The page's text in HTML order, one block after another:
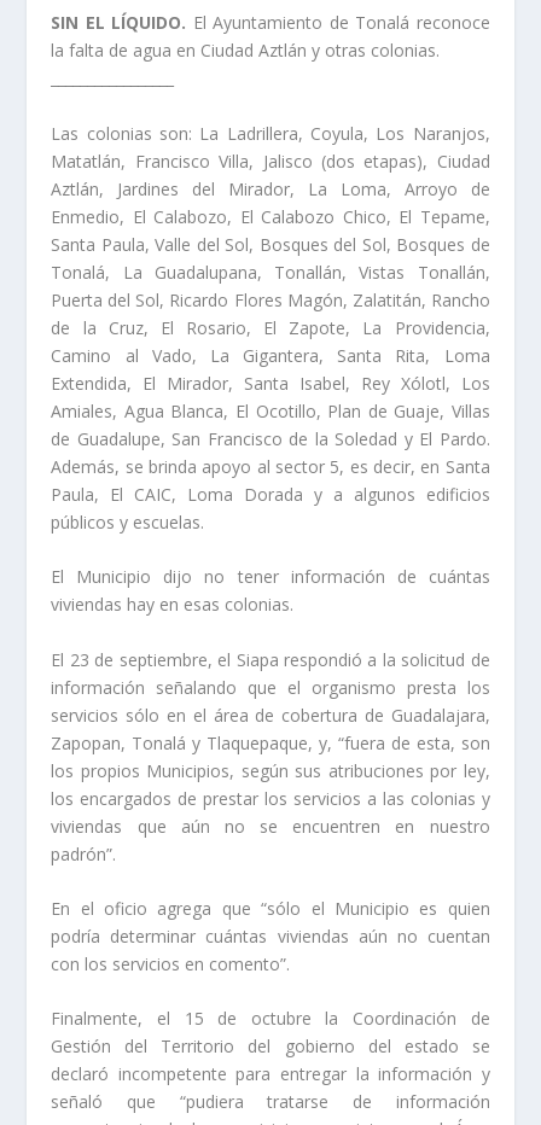
SIN EL LÍQUIDO. El Ayuntamiento de Tonalá reconoce
la falta de agua en Ciudad Aztlán y otras colonias.
Las colonias son: La Ladrillera, Coyula, Los Naranjos,
Matatlán, Francisco Villa, Jalisco (dos etapas), Ciudad
Aztlán, Jardines del Mirador, La Loma, Arroyo de
Enmedio, El Calabozo, El Calabozo Chico, El Tepame,
Santa Paula, Valle del Sol, Bosques del Sol, Bosques de
Tonalá, La Guadalupana, Tonallán, Vistas Tonallán,
Puerta del Sol, Ricardo Flores Magón, Zalatitán, Rancho
de la Cruz, El Rosario, El Zapote, La Providencia,
Camino al Vado, La Gigantera, Santa Rita, Loma
Extendida, El Mirador, Santa Isabel, Rey Xólotl, Los
Amiales, Agua Blanca, El Ocotillo, Plan de Guaje, Villas
de Guadalupe, San Francisco de la Soledad y El Pardo.
Además, se brinda apoyo al sector 5, es decir, en Santa
Paula, El CAIC, Loma Dorada y a algunos edificios
públicos y escuelas.
El Municipio dijo no tener información de cuántas
viviendas hay en esas colonias.
El 23 de septiembre, el Siapa respondió a la solicitud de
información señalando que el organismo presta los
servicios sólo en el área de cobertura de Guadalajara,
Zapopan, Tonalá y Tlaquepaque, y, “fuera de esta, son
los propios Municipios, según sus atribuciones por ley,
los encargados de prestar los servicios a las colonias y
viviendas que aún no se encuentren en nuestro
padrón”.
En el oficio agrega que “sólo el Municipio es quien
podría determinar cuántas viviendas aún no cuentan
con los servicios en comento”.
Finalmente, el 15 de octubre la Coordinación de
Gestión del Territorio del gobierno del estado se
declaró incompetente para entregar la información y
señaló que “pudiera tratarse de información